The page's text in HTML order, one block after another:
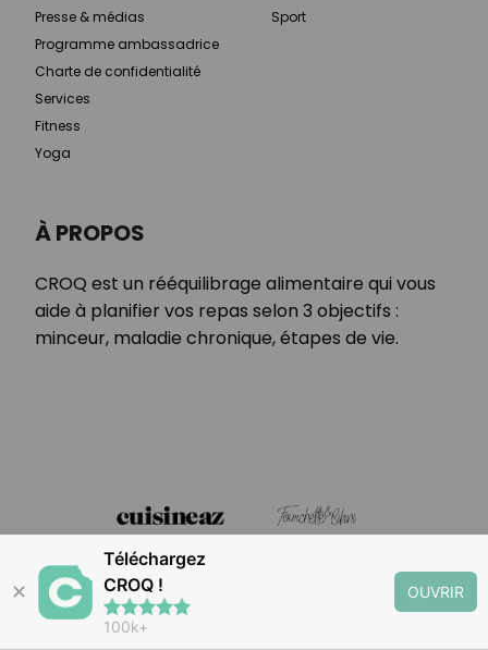
À PROPOS
CROQ est un rééquilibrage alimentaire qui vous
aide à planifier vos repas selon 3 objectifs :
minceur, maladie chronique, étapes de vie.
Presse & médias
Programme ambassadrice
Charte de confidentialité
Services
Fitness
Yoga
Sport
✕
Téléchargez
CROQ !
100k+
OUVRIR